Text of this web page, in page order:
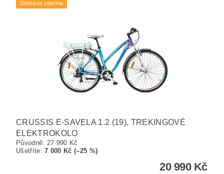
Doprava zdarma
CRUSSIS E-SAVELA 1.2 (19), TREKINGOVÉ
ELEKTROKOLO
Původně: 27 990 Kč
Ušetříte:7 000 Kč (–25 %)
20 990 Kč